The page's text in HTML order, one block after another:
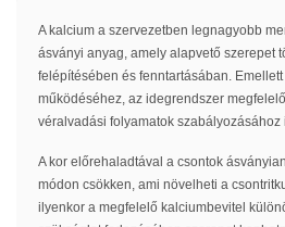
A kalcium a szervezetben legnagyobb
ásványi anyag, amely alapvető szerepet
felépítésében és fenntartásában.
működéséhez, az idegrendszer
véralvadási folyamatok szabályozásához
A kor előrehaladtával a csontok
módon csökken, ami növelheti a
ilyenkor a megfelelő kalciumbevitel